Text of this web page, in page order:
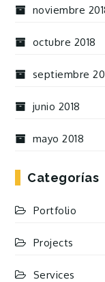
noviembre
octubre 2018
septiembre
junio 2018
mayo 2018
Categorías
Portfolio
Projects
Services